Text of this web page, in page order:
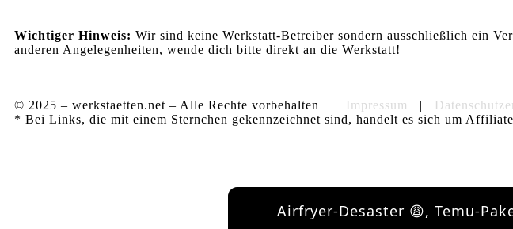
Wichtiger Hinweis: Wir sind keine Werkstatt-Betreiber sondern ausschließlich ein
anderen Angelegenheiten, wende dich bitte direkt an die Werkstatt!
© 2025 – werkstaetten.net – Alle Rechte vorbehalten | Impressum |
* Bei Links, die mit einem Sternchen gekennzeichnet sind, handelt es sich um